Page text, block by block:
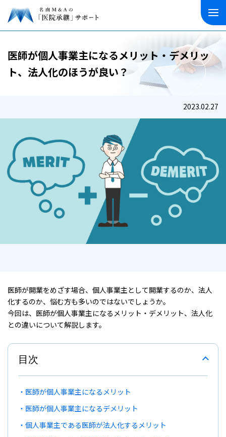
医師が個人事業主になるメリット・デメリッ
ト、法人化のほうが良い？
2023.02.27
医師が開業をめざす場合、個人事業主として開業するのか、法人
化するのか、悩む方も多いのではないでしょうか。
今回は、医師が個人事業主になるメリット・デメリット、法人化
との違いについて解説します。
目次
医師が個人事業主になるメリット
医師が個人事業主になるデメリット
個人事業主である医師が法人化するメリット